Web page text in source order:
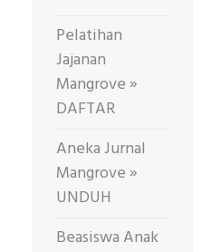
Pelatihan
Jajanan
Mangrove »
DAFTAR
Aneka Jurnal
Mangrove »
UNDUH
Beasiswa Anak